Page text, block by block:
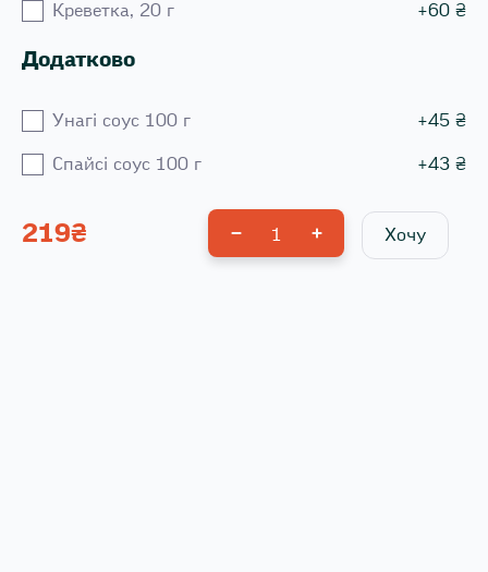
Креветка, 20 г +60 ₴
Додатково
Унагі соус 100 г +45 ₴
Спайсі соус 100 г +43 ₴
219₴ 1 Хочу